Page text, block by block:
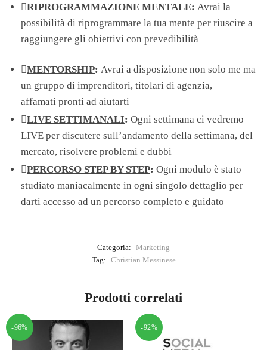
RIPROGRAMMAZIONE MENTALE: Avrai la
possibilità di riprogrammare la tua mente per riuscire a
raggiungere gli obiettivi con prevedibilità
MENTORSHIP: Avrai a disposizione non solo me ma
un gruppo di imprenditori, titolari di agenzia,
affamati pronti ad aiutarti
LIVE SETTIMANALI: Ogni settimana ci vedremo
LIVE per discutere sull’andamento della settimana, del
mercato, risolvere problemi e dubbi
PERCORSO STEP BY STEP: Ogni modulo è stato
studiato maniacalmente in ogni singolo dettaglio per
darti accesso ad un percorso completo e guidato
Categoria: Marketing
Tag: Christian Messinese
Prodotti correlati
-96% -92%